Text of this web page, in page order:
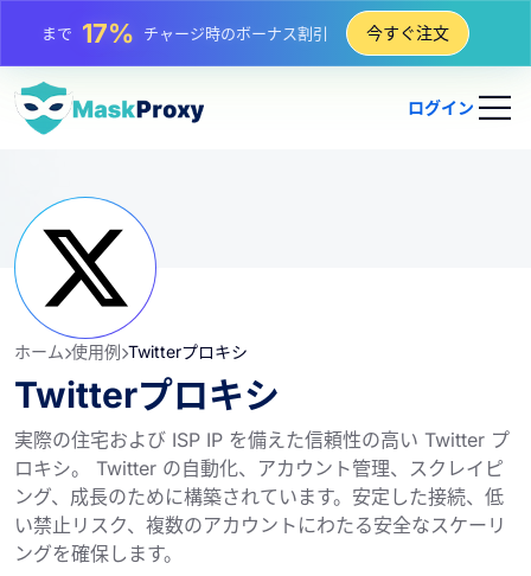
まで25%静的 IP 購入の割引
まで 81%
今すぐ注文
ログイン
ホーム 使用例 Twitterプロキシ
Twitterプロキシ
実際の住宅および ISP IP を備えた信頼性の高い Twitter プ
ロキシ。 Twitter の自動化、アカウント管理、スクレイピ
ング、成長のために構築されています。安定した接続、低
い禁止リスク、複数のアカウントにわたる安全なスケーリ
ングを確保します。